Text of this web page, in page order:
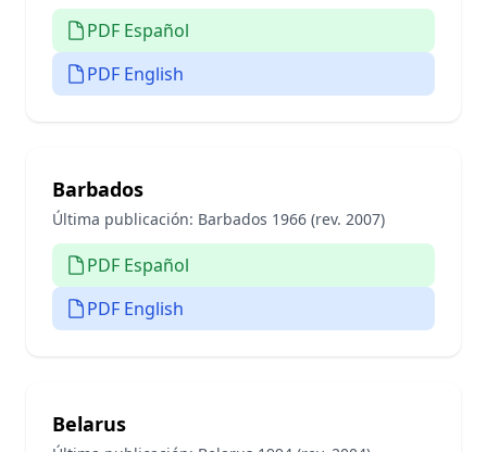
PDF Español
PDF English
Barbados
Última publicación: Barbados 1966 (rev. 2007)
PDF Español
PDF English
Belarus